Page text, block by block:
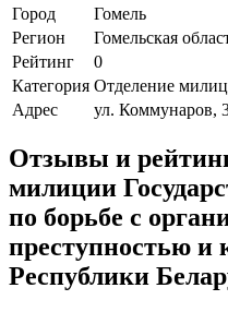
Город
Гомель
Регион
Гомельская
Рейтинг
0
Категория Отделение
Адрес
ул. Коммунаров,
Отзывы и
милиции
по борьбе с
преступностью
Республики